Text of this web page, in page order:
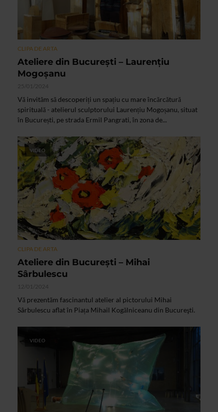
CLIPA DE ARTA
Ateliere din Bucureşti – Laurențiu
Mogoșanu
25/01/2024
Vă invităm să descoperiți un spațiu cu mare încărcătură
spirituală - atelierul sculptorului Laurențiu Mogoșanu, situat
în București, pe strada Ermil Pangrati, în zona de...
VIDEO
CLIPA DE ARTA
Ateliere din Bucureşti – Mihai
Sârbulescu
12/01/2024
Vă prezentăm fascinantul atelier al pictorului Mihai
Sârbulescu aflat în Piața Mihail Kogălniceanu din Bucureşti.
VIDEO